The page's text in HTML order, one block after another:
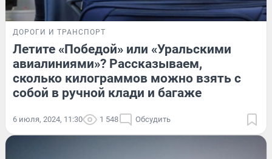
ДОРОГИ И ТРАНСПОРТ
Летите «Победой» или «Уральскими
авиалиниями»? Рассказываем,
сколько килограммов можно взять с
собой в ручной клади и багаже
6 июля, 2024, 11:30 1 548 Обсудить